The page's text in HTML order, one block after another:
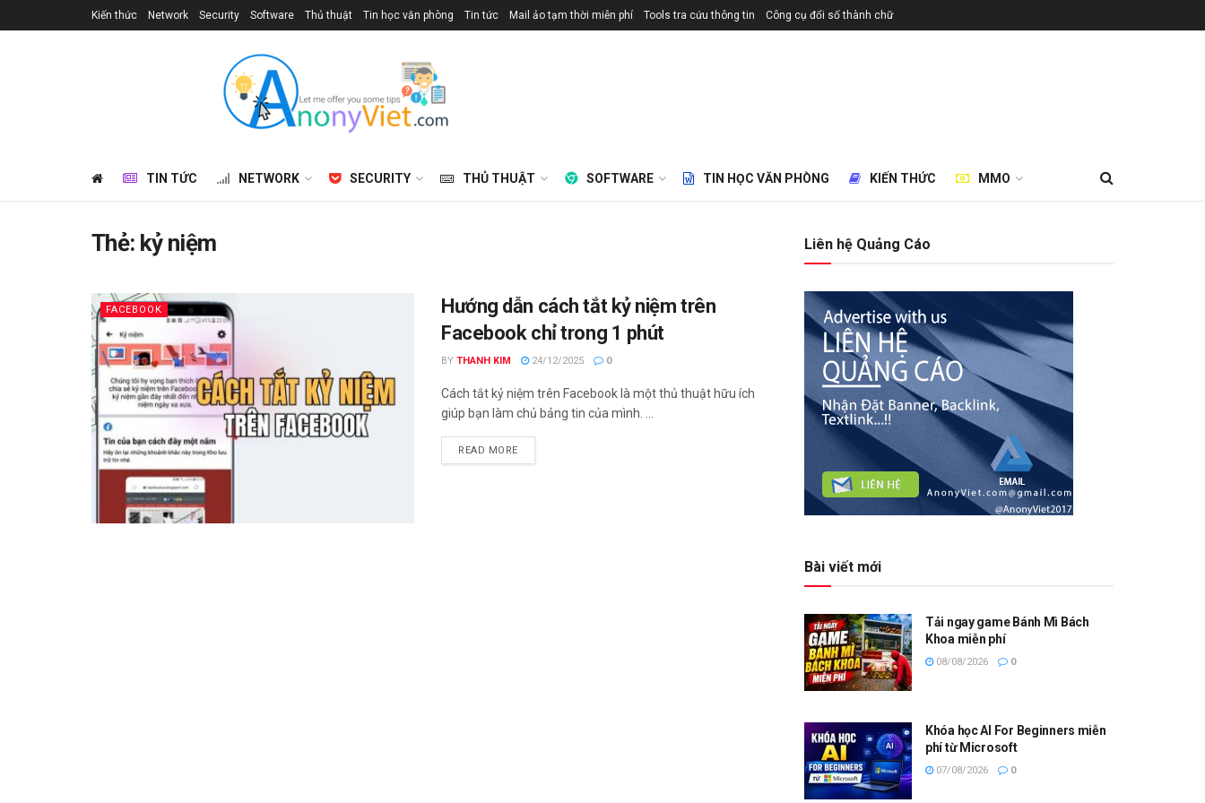
Kiến thức Network Security Software Thủ thuật Tin học văn phòng Tin tức Mail ảo tạm thời miễn phí Tools tra cứu thông tin Công cụ đổi số thành chữ
TIN TỨC NETWORK SECURITY THỦ THUẬT SOFTWARE TIN HỌC VĂN PHÒNG KIẾN THỨC MMO
Thẻ: kỷ niệm
FACEBOOK
Hướng dẫn cách tắt kỷ niệm trên
Facebook chỉ trong 1 phút
BY THANH KIM 24/12/2025 0
Cách tắt kỷ niệm trên Facebook là một thủ thuật hữu ích
giúp bạn làm chủ bảng tin của mình. ...
READ MOREDETAILS
Liên hệ Quảng Cáo
Bài viết mới
Tải ngay game Bánh Mì Bách
Khoa miễn phí
08/08/2026 0
Khóa học AI For Beginners miễn
phí từ Microsoft
07/08/2026 0